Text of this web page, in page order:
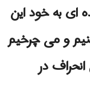
ای به خود این
و می چرخیم
در